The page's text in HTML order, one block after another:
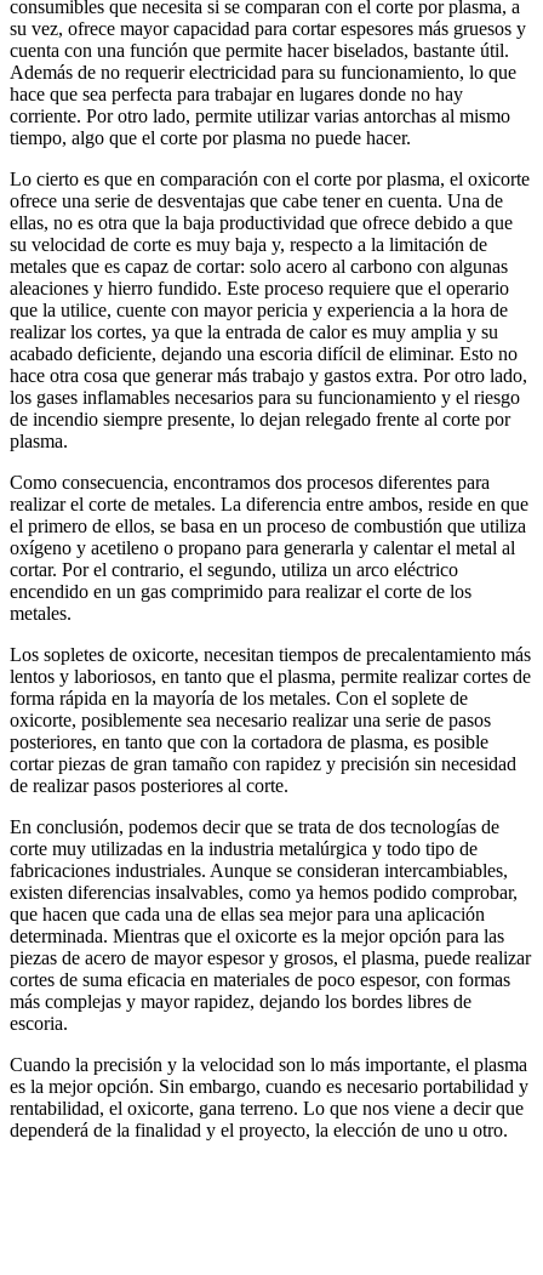
consumibles que necesita si se comparan con el corte por plasma, a
su vez, ofrece mayor capacidad para cortar espesores más gruesos y
cuenta con una función que permite hacer biselados, bastante útil.
Además de no requerir electricidad para su funcionamiento, lo que
hace que sea perfecta para trabajar en lugares donde no hay
corriente. Por otro lado, permite utilizar varias antorchas al mismo
tiempo, algo que el corte por plasma no puede hacer.
Lo cierto es que en comparación con el corte por plasma, el oxicorte
ofrece una serie de desventajas que cabe tener en cuenta. Una de
ellas, no es otra que la baja productividad que ofrece debido a que
su velocidad de corte es muy baja y, respecto a la limitación de
metales que es capaz de cortar: solo acero al carbono con algunas
aleaciones y hierro fundido. Este proceso requiere que el operario
que la utilice, cuente con mayor pericia y experiencia a la hora de
realizar los cortes, ya que la entrada de calor es muy amplia y su
acabado deficiente, dejando una escoria difícil de eliminar. Esto no
hace otra cosa que generar más trabajo y gastos extra. Por otro lado,
los gases inflamables necesarios para su funcionamiento y el riesgo
de incendio siempre presente, lo dejan relegado frente al corte por
plasma.
Como consecuencia, encontramos dos procesos diferentes para
realizar el corte de metales. La diferencia entre ambos, reside en que
el primero de ellos, se basa en un proceso de combustión que utiliza
oxígeno y acetileno o propano para generarla y calentar el metal al
cortar. Por el contrario, el segundo, utiliza un arco eléctrico
encendido en un gas comprimido para realizar el corte de los
metales.
Los sopletes de oxicorte, necesitan tiempos de precalentamiento más
lentos y laboriosos, en tanto que el plasma, permite realizar cortes de
forma rápida en la mayoría de los metales. Con el soplete de
oxicorte, posiblemente sea necesario realizar una serie de pasos
posteriores, en tanto que con la cortadora de plasma, es posible
cortar piezas de gran tamaño con rapidez y precisión sin necesidad
de realizar pasos posteriores al corte.
En conclusión, podemos decir que se trata de dos tecnologías de
corte muy utilizadas en la industria metalúrgica y todo tipo de
fabricaciones industriales. Aunque se consideran intercambiables,
existen diferencias insalvables, como ya hemos podido comprobar,
que hacen que cada una de ellas sea mejor para una aplicación
determinada. Mientras que el oxicorte es la mejor opción para las
piezas de acero de mayor espesor y grosos, el plasma, puede realizar
cortes de suma eficacia en materiales de poco espesor, con formas
más complejas y mayor rapidez, dejando los bordes libres de
escoria.
Cuando la precisión y la velocidad son lo más importante, el plasma
es la mejor opción. Sin embargo, cuando es necesario portabilidad y
rentabilidad, el oxicorte, gana terreno. Lo que nos viene a decir que
dependerá de la finalidad y el proyecto, la elección de uno u otro.